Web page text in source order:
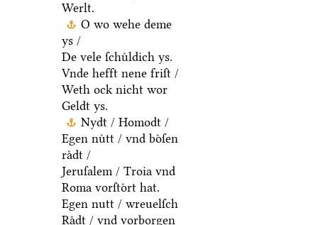
Werlt.
O wo wehe deme
ys /
De vele ſchuͤldich ys.
Vnde hefft nene friſt /
Weth ock nicht wor
Geldt ys.
Nydt / Homodt /
Egen nuͤtt / vnd boͤſen
raͤdt /
Jeruſalem / Troia vnd
Roma vorſtoͤrt hat.
Egen nutt / wreuelſch
Raͤdt / vnd vorborgen